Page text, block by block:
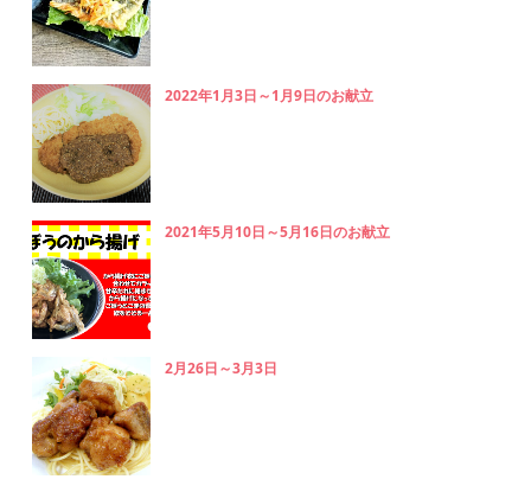
2022年1月3日～1月9日のお献立
2021年5月10日～5月16日のお献立
2月26日～3月3日